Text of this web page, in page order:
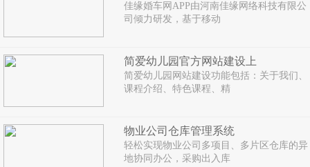
佳缘婚车网APP由河南佳缘网络科技有限公
司倾力研发，基于移动
简爱幼儿园官方网站建设上
简爱幼儿园网站建设功能包括：关于我们、
课程介绍、特色课程、精
物业公司仓库管理系统
轻松实现物业公司多项目、多片区仓库的异
地协同办公，采购出入库